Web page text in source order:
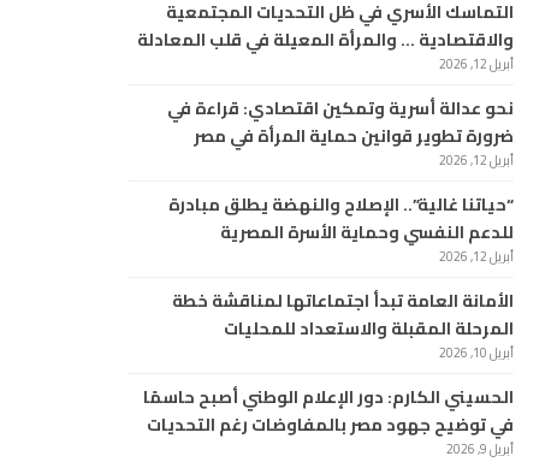
التماسك الأسري في ظل التحديات المجتمعية
والاقتصادية … والمرأة المعيلة في قلب المعادلة
أبريل 12, 2026
نحو عدالة أسرية وتمكين اقتصادي: قراءة في
ضرورة تطوير قوانين حماية المرأة في مصر
أبريل 12, 2026
“حياتنا غالية”.. الإصلاح والنهضة يطلق مبادرة
للدعم النفسي وحماية الأسرة المصرية
أبريل 12, 2026
الأمانة العامة تبدأ اجتماعاتها لمناقشة خطة
المرحلة المقبلة والاستعداد للمحليات
أبريل 10, 2026
الحسيني الكارم: دور الإعلام الوطني أصبح حاسمًا
في توضيح جهود مصر بالمفاوضات رغم التحديات
أبريل 9, 2026